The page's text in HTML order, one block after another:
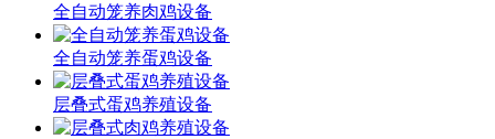
全自动笼养肉鸡设备
全自动笼养蛋鸡设备
层叠式蛋鸡养殖设备